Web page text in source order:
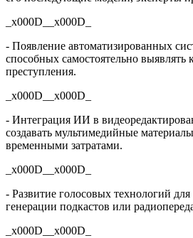
_x000D__x000D_
- Появление автоматизированных
способных самостоятельно выявлять
преступления.
_x000D__x000D_
- Интеграция ИИ в
создавать мультимедийные
временными затратами.
_x000D__x000D_
- Развитие голосовых технологий для
генерации подкастов или
_x000D__x000D_